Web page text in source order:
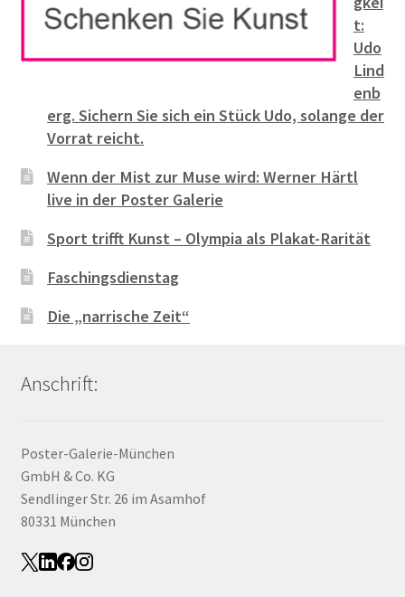
t:
Udo
Lind
enb
erg. Sichern Sie sich ein Stück Udo, solange der
Vorrat reicht.
Wenn der Mist zur Muse wird: Werner Härtl
live in der Poster Galerie
Sport trifft Kunst – Olympia als Plakat-Rarität
Faschingsdienstag
Die „narrische Zeit“
Anschrift:
Poster-Galerie-München
GmbH & Co. KG
Sendlinger Str. 26 im Asamhof
80331 München